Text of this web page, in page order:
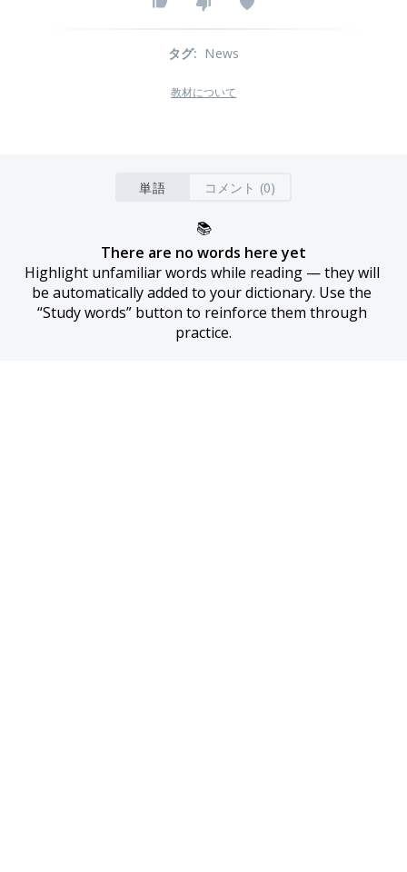
タグ: News
教材について
単語 コメント (0)
📚
There are no words here yet
Highlight unfamiliar words while reading — they will
be automatically added to your dictionary. Use the
“Study words” button to reinforce them through
practice.